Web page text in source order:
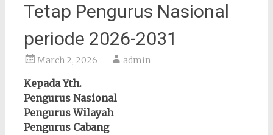
Tetap Pengurus Nasional
periode 2026-2031
March 2, 2026 admin
Kepada Yth.
Pengurus Nasional
Pengurus Wilayah
Pengurus Cabang